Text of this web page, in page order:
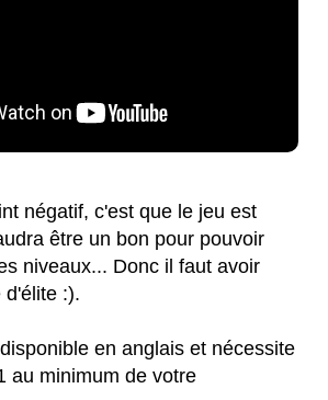
négatif, c'est que le jeu est
être un bon pour pouvoir
niveaux... Donc il faut avoir
d'élite :).
en anglais et nécessite
au minimum de votre